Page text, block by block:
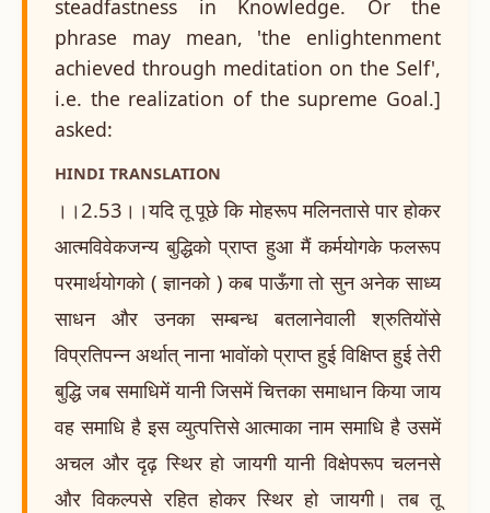
steadfastness in Knowledge. Or the
phrase may mean, 'the enlightenment
achieved through meditation on the Self',
i.e. the realization of the supreme Goal.]
asked:
HINDI TRANSLATION
।।2.53।।यदि तू पूछे कि मोहरूप मलिनतासे पार होकर
आत्मविवेकजन्य बुद्धिको प्राप्त हुआ मैं कर्मयोगके फलरूप
परमार्थयोगको ( ज्ञानको ) कब पाऊँगा तो सुन अनेक साध्य
साधन और उनका सम्बन्ध बतलानेवाली श्रुतियोंसे
विप्रतिपन्न अर्थात् नाना भावोंको प्राप्त हुई विक्षिप्त हुई तेरी
बुद्धि जब समाधिमें यानी जिसमें चित्तका समाधान किया जाय
वह समाधि है इस व्युत्पत्तिसे आत्माका नाम समाधि है उसमें
अचल और दृढ़ स्थिर हो जायगी यानी विक्षेपरूप चलनसे
और विकल्पसे रहित होकर स्थिर हो जायगी। तब तू